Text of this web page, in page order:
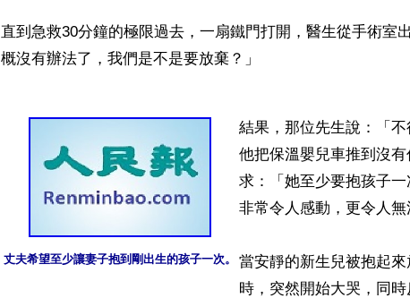
直到急救30分鐘的極限過去，一扇鐵門打開，醫生從手術室
概沒有辦法了，我們是不是要放棄？」
丈夫希望至少讓妻子抱到剛出生的孩子一次。
結果，那位先生說：「不
他把保溫嬰兒車推到沒
求：「她至少要抱孩子
非常令人感動，更令人無
當安靜的新生兒被抱起
時，突然開始大哭，同